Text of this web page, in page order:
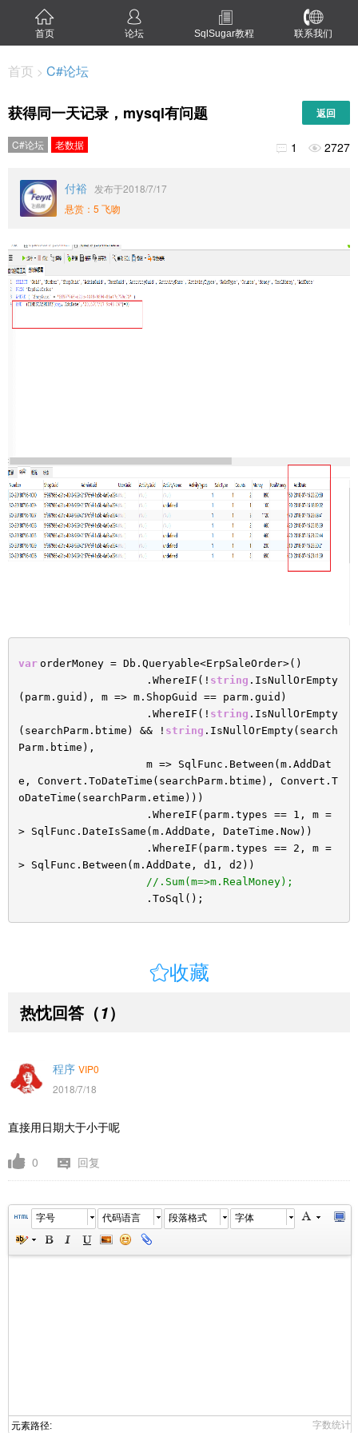
首页 论坛 SqlSugar教程 联系我们
首页 > C#论坛
获得同一天记录，mysql有问题 返回
C#论坛 老数据  1  2727
付裕 发布于2018/7/17
悬赏：5 飞吻
var orderMoney = Db.Queryable<ErpSaleOrder>()
.WhereIF(! string .IsNullOrEmpty
(parm.guid), m => m.ShopGuid == parm.guid)
.WhereIF(! string .IsNullOrEmpty
(searchParm.btime) && ! string .IsNullOrEmpty(search
Parm.btime),
m => SqlFunc.Between(m.AddDat
e, Convert.ToDateTime(searchParm.btime), Convert.T
oDateTime(searchParm.etime)))
.WhereIF(parm.types == 1, m =
> SqlFunc.DateIsSame(m.AddDate, DateTime.Now))
.WhereIF(parm.types == 2, m =
> SqlFunc.Between(m.AddDate, d1, d2))
//.Sum(m=>m.RealMoney);
.ToSql();
收藏
热忱回答 （1）
程序 VIP0
2018/7/18
直接用日期大于小于呢
0 回复
字号 代码语言 段落格式 字体
元素路径: 字数统计